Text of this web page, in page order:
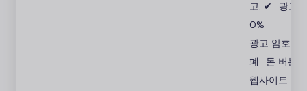
습니다.
고: ✔
광고:
0%
광고 암호화
폐
돈 버는
웹사이트